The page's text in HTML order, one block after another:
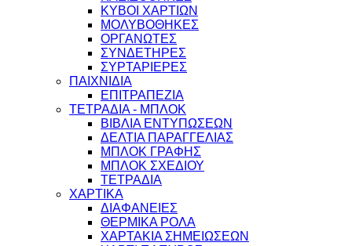
ΚΥΒΟΙ ΧΑΡΤΙΩΝ
ΜΟΛΥΒΟΘΗΚΕΣ
ΟΡΓΑΝΩΤΕΣ
ΣΥΝΔΕΤΗΡΕΣ
ΣΥΡΤΑΡΙΕΡΕΣ
ΠΑΙΧΝΙΔΙΑ
ΕΠΙΤΡΑΠΕΖΙΑ
ΤΕΤΡΑΔΙΑ - ΜΠΛΟΚ
ΒΙΒΛΙΑ ΕΝΤΥΠΩΣΕΩΝ
ΔΕΛΤΙΑ ΠΑΡΑΓΓΕΛΙΑΣ
ΜΠΛΟΚ ΓΡΑΦΗΣ
ΜΠΛΟΚ ΣΧΕΔΙΟΥ
ΤΕΤΡΑΔΙΑ
ΧΑΡΤΙΚΑ
ΔΙΑΦΑΝΕΙΕΣ
ΘΕΡΜΙΚΑ ΡΟΛΑ
ΧΑΡΤΑΚΙΑ ΣΗΜΕΙΩΣΕΩΝ